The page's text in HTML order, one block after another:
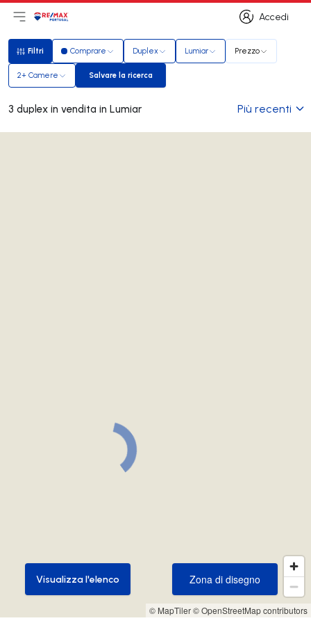
Accedi
Accedi
Apri il menu principale
LogoVai alla homepage
Filtri
Filtri Comprare Duplex Lumiar Prezzo
2+ Camere Salvare la ricerca
Salvare la ricerca
3 duplex in vendita in Lumiar Più recenti
© MapTiler© OpenStreetMap contributors
Zona di disegno
Zona di disegno
Visualizza l'elenco
Visualizza l'elenco